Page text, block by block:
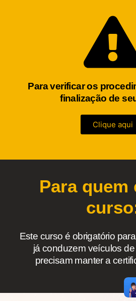
Para verificar os
finalização de
Clique aqui
Para quem
Este curso é obrigatório
já conduzem veículos
precisam manter a